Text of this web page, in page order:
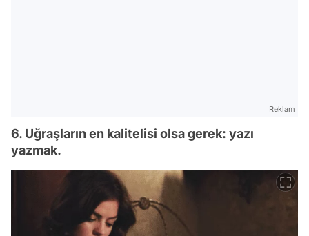
Reklam
6. Uğraşların en kalitelisi olsa gerek: yazı
yazmak.